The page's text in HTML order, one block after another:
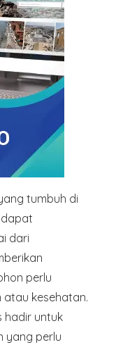
tumbuh di
dari
perlu
kesehatan.
hadir untuk
yang perlu